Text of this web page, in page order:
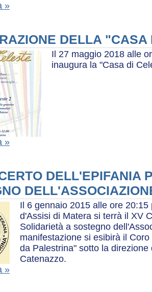
»
DELLA
Il 27 maggio 2018 alle
inaugura la "Casa di
»
DELL'EPIFANIA
Il 6 gennaio 2015 alle ore
d'Assisi di Matera si terrà il XV
Solidarietà a sostegno
manifestazione si esibirà il
da Palestrina" sotto la
Catenazzo.
»